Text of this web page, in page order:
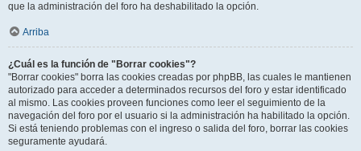
que la administración del foro ha deshabilitado la opción.
Arriba
¿Cuál es la función de "Borrar cookies"?
"Borrar cookies" borra las cookies creadas por phpBB, las cuales le mantienen
autorizado para acceder a determinados recursos del foro y estar identificado
al mismo. Las cookies proveen funciones como leer el seguimiento de la
navegación del foro por el usuario si la administración ha habilitado la opción.
Si está teniendo problemas con el ingreso o salida del foro, borrar las cookies
seguramente ayudará.